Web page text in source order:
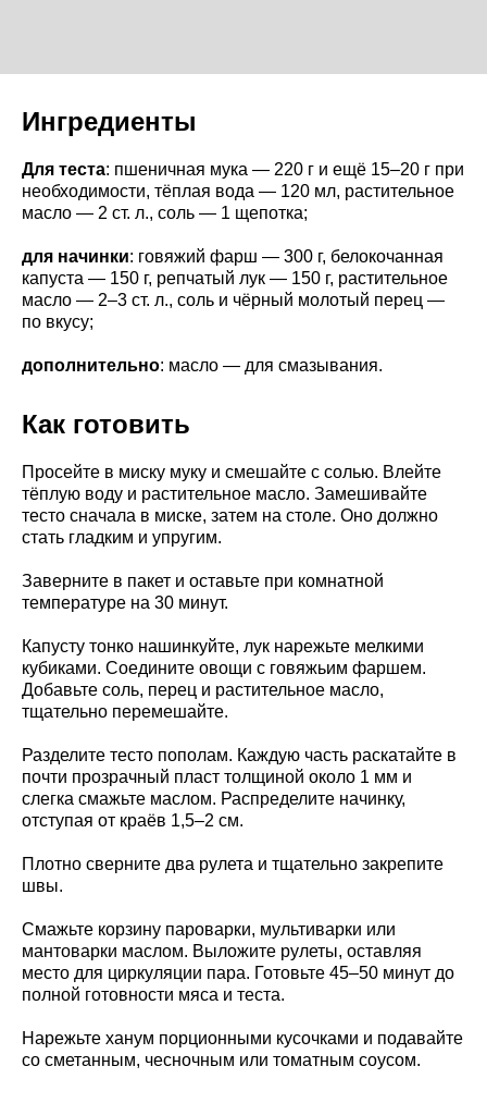
Ингредиенты
Для теста: пшеничная мука — 220 г и ещё 15–20 г при
необходимости, тёплая вода — 120 мл, растительное
масло — 2 ст. л., соль — 1 щепотка;
для начинки: говяжий фарш — 300 г, белокочанная
капуста — 150 г, репчатый лук — 150 г, растительное
масло — 2–3 ст. л., соль и чёрный молотый перец —
по вкусу;
дополнительно: масло — для смазывания.
Как готовить
Просейте в миску муку и смешайте с солью. Влейте
тёплую воду и растительное масло. Замешивайте
тесто сначала в миске, затем на столе. Оно должно
стать гладким и упругим.
Заверните в пакет и оставьте при комнатной
температуре на 30 минут.
Капусту тонко нашинкуйте, лук нарежьте мелкими
кубиками. Соедините овощи с говяжьим фаршем.
Добавьте соль, перец и растительное масло,
тщательно перемешайте.
Разделите тесто пополам. Каждую часть раскатайте в
почти прозрачный пласт толщиной около 1 мм и
слегка смажьте маслом. Распределите начинку,
отступая от краёв 1,5–2 см.
Плотно сверните два рулета и тщательно закрепите
швы.
Смажьте корзину пароварки, мультиварки или
мантоварки маслом. Выложите рулеты, оставляя
место для циркуляции пара. Готовьте 45–50 минут до
полной готовности мяса и теста.
Нарежьте ханум порционными кусочками и подавайте
со сметанным, чесночным или томатным соусом.